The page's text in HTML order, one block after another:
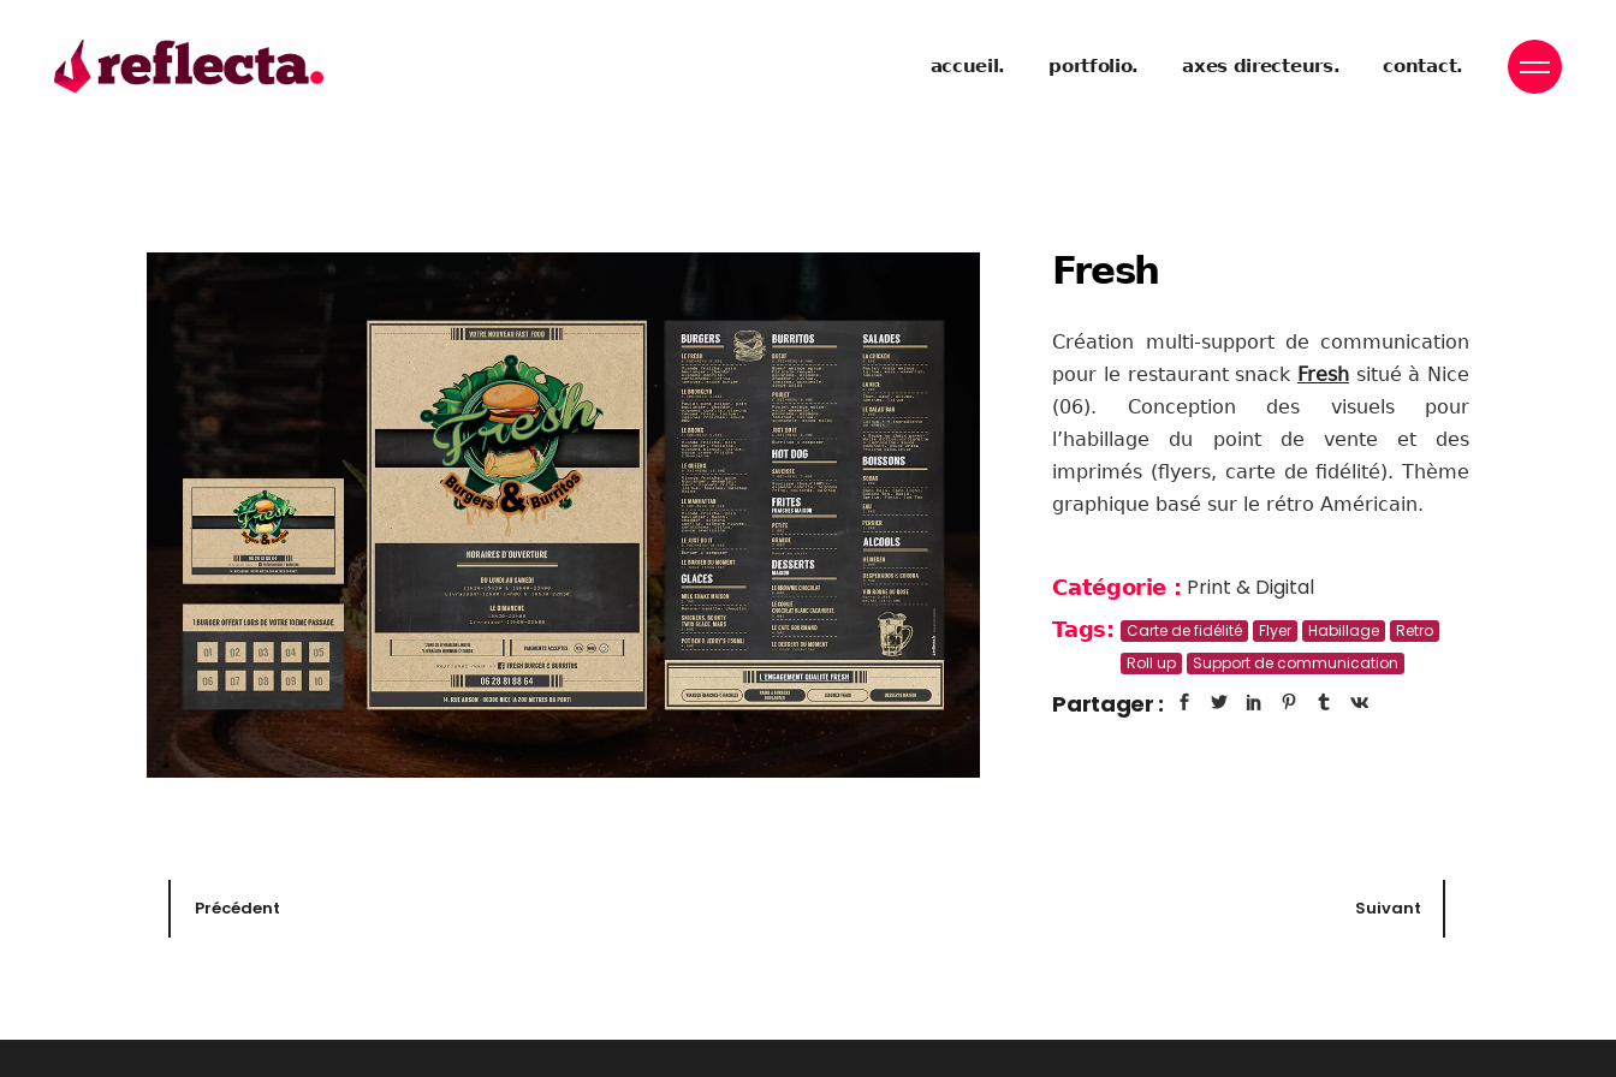
accueil. portfolio. axes directeurs. contact.
Fresh
Création multi-support de communication
pour le restaurant snack Fresh situé à Nice
(06). Conception des visuels pour
l’habillage du point de vente et des
imprimés (flyers, carte de fidélité). Thème
graphique basé sur le rétro Américain.
Catégorie : Print & Digital
Tags: Carte de fidélité Flyer Habillage
Retro
Roll up
Support de communication
Partager :
Précédent Suivant